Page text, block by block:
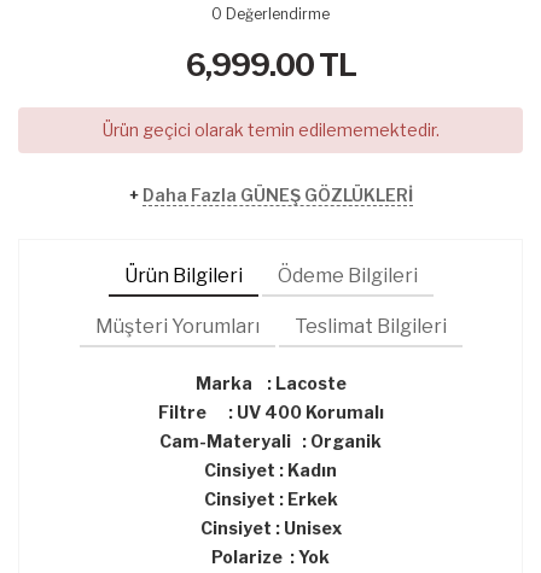
0 Değerlendirme
6,999.00TL
Ürün geçici olarak temin edilememektedir.
+ Daha Fazla GÜNEŞ GÖZLÜKLERİ
Ürün Bilgileri Ödeme Bilgileri
Müşteri Yorumları Teslimat Bilgileri
Marka : Lacoste
Filtre : UV 400 Korumalı
Cam-Materyali : Organik
Cinsiyet : Kadın
Cinsiyet : Erkek
Cinsiyet : Unisex
Polarize : Yok